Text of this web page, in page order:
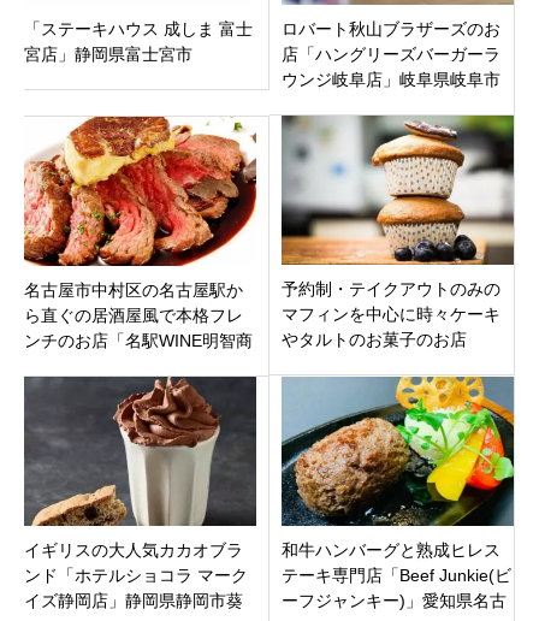
「ステーキハウス 成しま 富士
宮店」静岡県富士宮市
ロバート秋山ブラザーズのお
店「ハングリーズバーガーラ
ウンジ岐阜店」岐阜県岐阜市
名古屋市中村区の名古屋駅か
ら直ぐの居酒屋風で本格フレ
ンチのお店「名駅WINE明智商
予約制・テイクアウトのみの
マフィンを中心に時々ケーキ
やタルトのお菓子のお店
イギリスの大人気カカオブラ
ンド「ホテルショコラ マーク
イズ静岡店」静岡県静岡市葵
和牛ハンバーグと熟成ヒレス
テーキ専門店「Beef Junkie(ビ
ーフジャンキー)」愛知県名古